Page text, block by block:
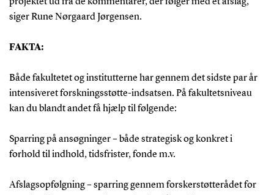
projektet ud fra de kommentarer, der følger med et afslag,
siger Rune Nørgaard Jørgensen.
FAKTA:
Både fakultetet og institutterne har gennem det sidste par år
intensiveret forskningsstøtte-indsatsen. På fakultetsniveau
kan du blandt andet få hjælp til følgende:
Sparring på ansøgninger – både strategisk og konkret i
forhold til indhold, tidsfrister, fonde m.v.
Afslagsopfølgning – sparring gennem forskerstøtterådet for